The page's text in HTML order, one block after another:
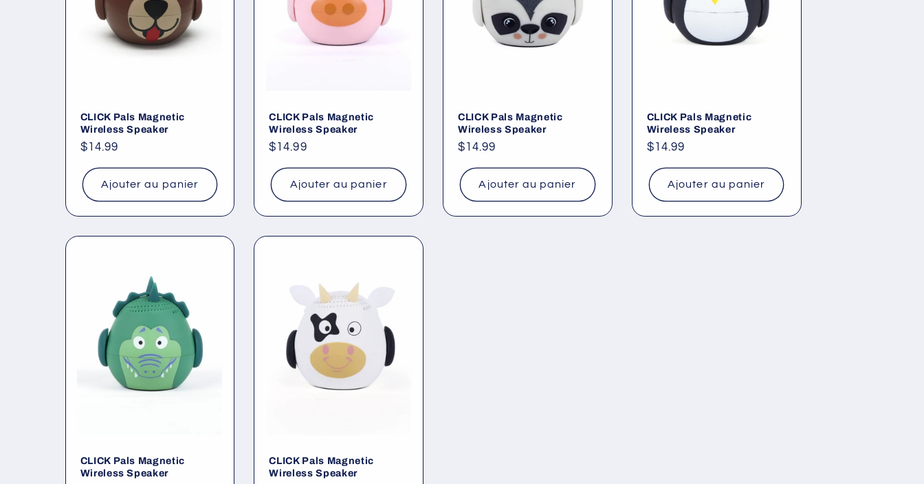
o
:
CLICK Pals Magnetic
Wireless Speaker
Prix
$14.99
Ajouter au panier
CLICK Pals Magnetic
Wireless Speaker
Prix
$14.99
Ajouter au panier
CLICK Pals Magnetic
Wireless Speaker
Prix
$14.99
Ajouter au panier
CLICK Pals Magnetic
Wireless Speaker
Prix
$14.99
Ajouter au panier
CLICK Pals Magnetic
Wireless Speaker
CLICK Pals Magnetic
Wireless Speaker